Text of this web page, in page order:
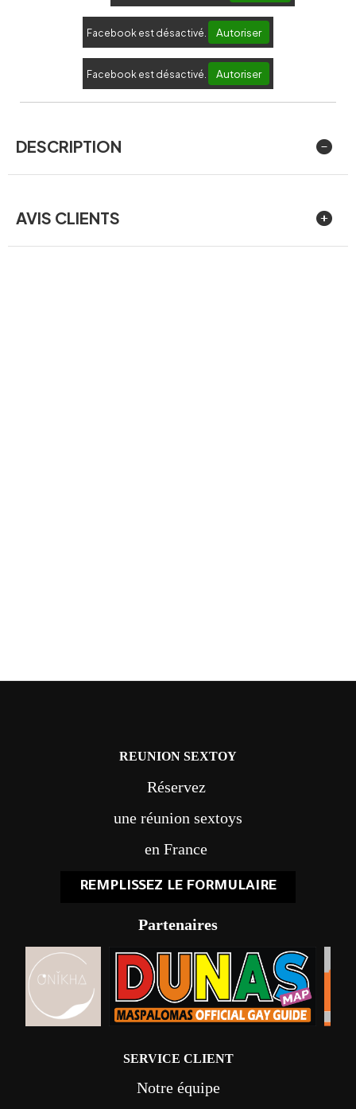
Facebook est désactivé. Autoriser
Facebook est désactivé. Autoriser
DESCRIPTION
AVIS CLIENTS
REUNION SEXTOY
Réservez
une réunion sextoys
en France
REMPLISSEZ LE FORMULAIRE
Partenaires
SERVICE CLIENT
Notre équipe